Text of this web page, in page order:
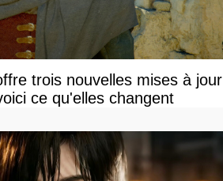
trois nouvelles mises à jour
ce qu'elles changent